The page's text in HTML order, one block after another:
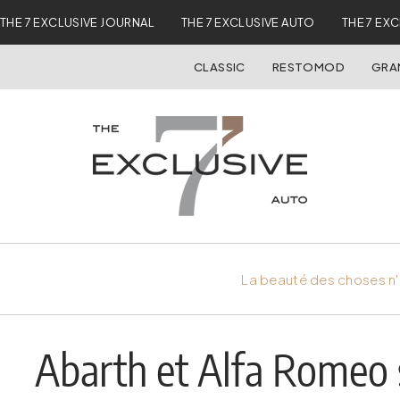
THE 7 EXCLUSIVE JOURNAL THE 7 EXCLUSIVE AUTO THE 7
CLASSIC RESTOMOD
La beauté des choses
Abarth et Alfa Romeo